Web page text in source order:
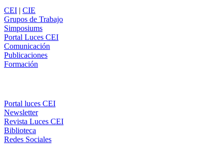
CEI | CIE
Grupos de Trabajo
Simposiums
Portal Luces CEI
Comunicación
Publicaciones
Formación
Portal luces CEI
Newsletter
Revista Luces CEI
Biblioteca
Redes Sociales